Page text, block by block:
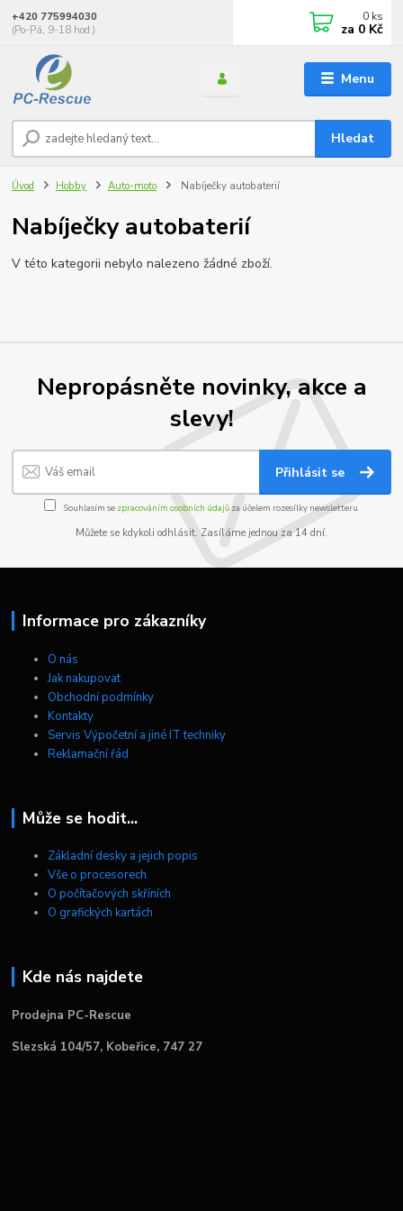
Menu
Hledat
+420 775994030
(Po-Pá, 9-18 hod.)
0 ks
za 0 Kč
Úvod Hobby Auto-moto Nabíječky autobaterií
Nabíječky autobaterií
V této kategorii nebylo nalezeno žádné zboží.
Nepropásněte novinky, akce a
slevy!
Přihlásit se
Souhlasím se zpracováním osobních údajůza účelem rozesílky newsletteru.
Můžete se kdykoli odhlásit. Zasíláme jednou za 14 dní.
Informace pro zákazníky
O nás
Jak nakupovat
Obchodní podmínky
Kontakty
Servis Výpočetní a jiné IT techniky
Reklamační řád
Může se hodit...
Základní desky a jejich popis
Vše o procesorech
O počítačových skříních
O grafických kartách
Kde nás najdete
Prodejna PC-Rescue
Slezská 104/57, Kobeřice, 747 27